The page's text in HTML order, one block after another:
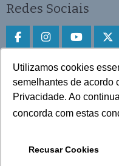
Utilizamos cookies
semelhantes de acordo
Privacidade. Ao
concorda com estas
Recusar Cookies
Redes Sociais
Faça download do
Play Store e App Store
Todos os direitos